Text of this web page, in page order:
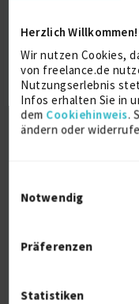
Herzlich Willkommen!
Wir nutzen Cookies,
von freelance.de
Nutzungserlebnis
Infos erhalten Sie in
dem Cookiehinweis.
ändern oder
Notwendig
Präferenzen
Statistiken
Technische
Als EXPERT Projekt